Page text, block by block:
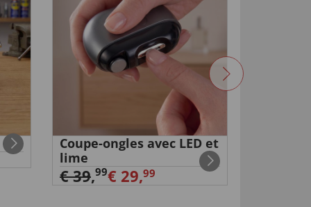
Coupe-ongles avec LED et
lime
€ 39,99€ 29,99